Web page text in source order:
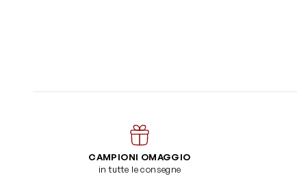
CAMPIONI OMAGGIO
in tutte le consegne